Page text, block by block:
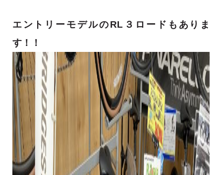
エントリーモデルのRL３ロードもありま
す！！